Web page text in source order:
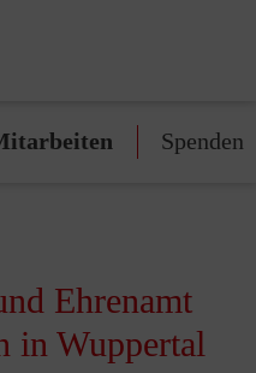
Spenden
Ehrenamt
in Wuppertal